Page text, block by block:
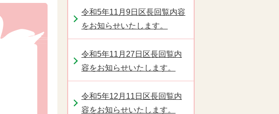
令和5年11月9日区長回覧内容
をお知らせいたします。
令和5年11月27日区長回覧内
容をお知らせいたします。
令和5年12月11日区長回覧内
容をお知らせいたします。